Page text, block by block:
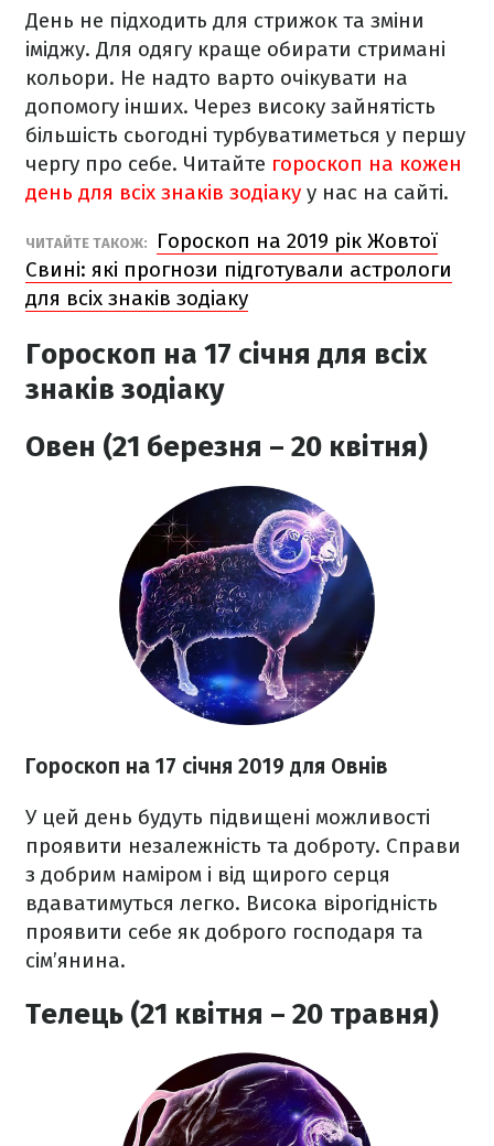
День не підходить для стрижок та зміни
іміджу. Для одягу краще обирати стримані
кольори. Не надто варто очікувати на
допомогу інших. Через високу зайнятість
більшість сьогодні турбуватиметься у першу
чергу про себе. Читайте гороскоп на кожен
день для всіх знаків зодіаку у нас на сайті.
ЧИТАЙТЕ ТАКОЖ:
Гороскоп на 2019 рік Жовтої
Свині: які прогнози підготували астрологи
для всіх знаків зодіаку
Гороскоп на 17 січня для всіх
знаків зодіаку
Овен (21 березня – 20 квітня)
Гороскоп на 17 січня 2019 для Овнів
У цей день будуть підвищені можливості
проявити незалежність та доброту. Справи
з добрим наміром і від щирого серця
вдаватимуться легко. Висока вірогідність
проявити себе як доброго господаря та
сім’янина.
Телець (21 квітня – 20 травня)